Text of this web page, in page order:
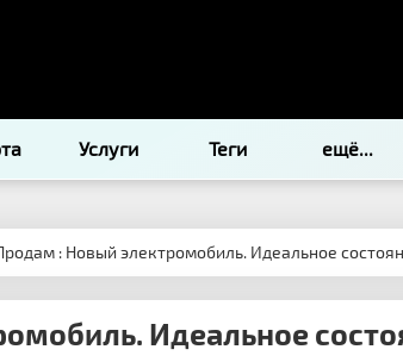
Услуги Теги ещё...
: Новый электромобиль. Идеальное
Идеальное